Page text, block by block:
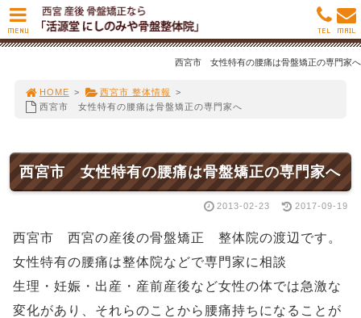
西宮市 女性特有の腰痛は骨盤矯正の専門家へ
HOME > 西宮市 整体情報
>
西宮市 女性特有の腰痛は骨盤矯正の専門家へ
西宮市 女性特有の腰痛は骨盤矯正の専門家へ
2013-02-23 2017-09-19
西宮市 西宮の産後の骨盤矯正 整体院の渡辺です。
女性特有の腰痛は整体院などで専門家に相談
生理・妊娠・出産・産前産後など女性の体では急激な
変化があり、それらのことから腰痛持ちになることが
MENU MAIL
TEL